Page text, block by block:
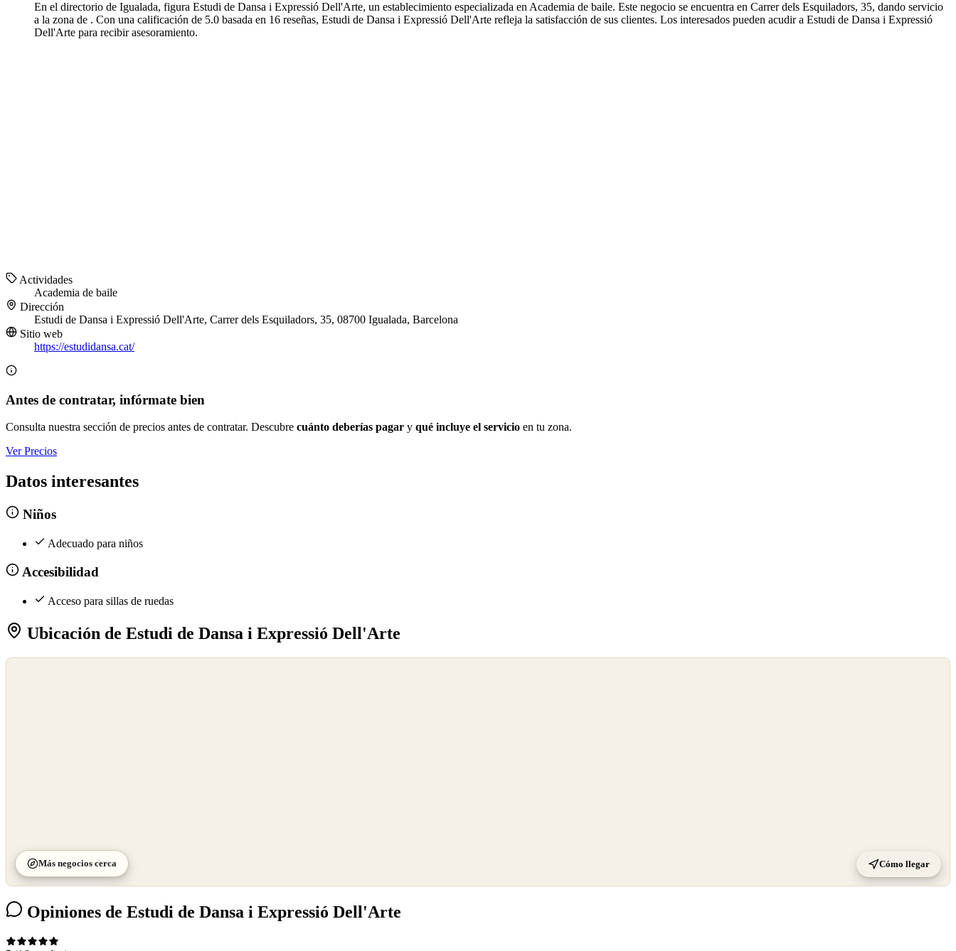
En el directorio de Igualada, figura Estudi de Dansa i Expressió Dell'Arte, un establecimiento especializada en Academia de baile. Este negocio se encuentra en Carrer dels Esquiladors, 35, dando servicio
a la zona de . Con una calificación de 5.0 basada en 16 reseñas, Estudi de Dansa i Expressió Dell'Arte refleja la satisfacción de sus clientes. Los interesados pueden acudir a Estudi de Dansa i Expressió
Dell'Arte para recibir asesoramiento.
Actividades
Academia de baile
Dirección
Estudi de Dansa i Expressió Dell'Arte, Carrer dels Esquiladors, 35, 08700 Igualada, Barcelona
Sitio web
https://estudidansa.cat/
Antes de contratar, infórmate bien
Consulta nuestra sección de precios antes de contratar. Descubre cuánto deberías pagar y qué incluye el servicio en tu zona.
Ver Precios
Datos interesantes
Niños
Adecuado para niños
Accesibilidad
Acceso para sillas de ruedas
Ubicación de Estudi de Dansa i Expressió Dell'Arte
Más negocios cerca Cómo llegar
Opiniones de Estudi de Dansa i Expressió Dell'Arte